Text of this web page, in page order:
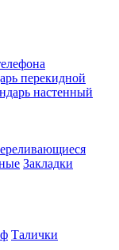
перекидной
настенный
Закладки
Талички